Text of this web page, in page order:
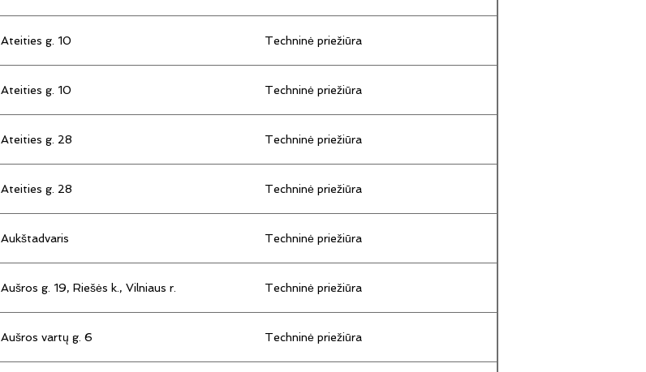
Ateities g. 10 Techninė priežiūra
Ateities g. 10 Techninė priežiūra
Ateities g. 28 Techninė priežiūra
Ateities g. 28 Techninė priežiūra
Aukštadvaris Techninė priežiūra
Aušros g. 19, Riešės k., Vilniaus r. Techninė priežiūra
Aušros vartų g. 6 Techninė priežiūra